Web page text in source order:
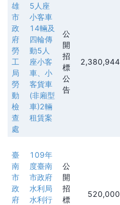
雄
市
政
府
勞
工
局
勞
動
檢
查
處
5人座
小客車
14輛及
四輪傳
動5人
座小客
車、小
客貨車
(非廂型
車)2輛
租賃案
公
開
招
標
公
告
2,380,944
臺
南
市
政
府
109年
度臺南
市政府
水利局
水利行
公
開
招
標
520,000